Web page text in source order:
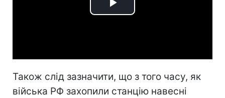
Play
Також слід зазначити, що з того часу, як
війська РФ захопили станцію навесні